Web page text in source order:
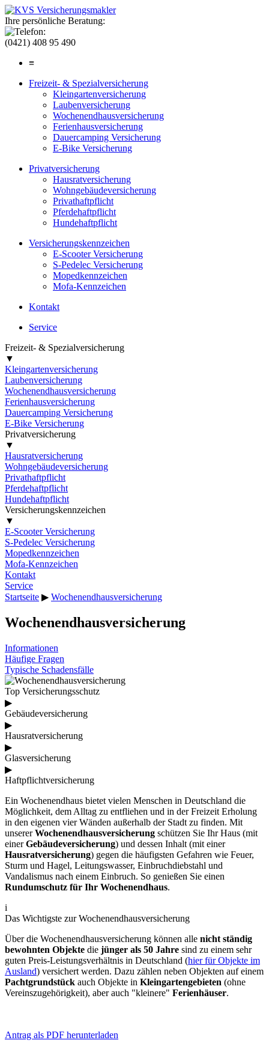
Ihre persönliche Beratung:
(0421) 408 95 490
≡
Freizeit- & Spezialversicherung
Kleingartenversicherung
Laubenversicherung
Wochenendhausversicherung
Ferienhausversicherung
Dauercamping Versicherung
E-Bike Versicherung
Privatversicherung
Hausratversicherung
Wohngebäudeversicherung
Privathaftpflicht
Pferdehaftpflicht
Hundehaftpflicht
Versicherungskennzeichen
E-Scooter Versicherung
S-Pedelec Versicherung
Mopedkennzeichen
Mofa-Kennzeichen
Kontakt
Service
Freizeit- & Spezialversicherung
▼
Kleingartenversicherung
Laubenversicherung
Wochenendhausversicherung
Ferienhausversicherung
Dauercamping Versicherung
E-Bike Versicherung
Privatversicherung
▼
Hausratversicherung
Wohngebäudeversicherung
Privathaftpflicht
Pferdehaftpflicht
Hundehaftpflicht
Versicherungskennzeichen
▼
E-Scooter Versicherung
S-Pedelec Versicherung
Mopedkennzeichen
Mofa-Kennzeichen
Kontakt
Service
Startseite ▶ Wochenendhausversicherung
Wochenendhausversicherung
Informationen
Häufige Fragen
Typische Schadensfälle
Top Versicherungsschutz
▶
Gebäudeversicherung
▶
Hausratversicherung
▶
Glasversicherung
▶
Haftpflichtversicherung
Ein Wochenendhaus bietet vielen Menschen in Deutschland die
Möglichkeit, dem Alltag zu entfliehen und in der Freizeit Erholung
in den eigenen vier Wänden außerhalb der Stadt zu finden. Mit
unsererWochenendhausversicherung schützen Sie Ihr Haus (mit
einerGebäudeversicherung) und dessen Inhalt (mit einer
Hausratversicherung) gegen die häufigsten Gefahren wie Feuer,
Sturm und Hagel, Leitungswasser, Einbruchdiebstahl und
Vandalismus nach einem Einbruch. So genießen Sie einen
Rundumschutz für Ihr Wochenendhaus.
i
Das Wichtigste zur Wochenendhausversicherung
Über die Wochenendhausversicherung können alle nicht ständig
bewohnten Objekte die jünger als 50 Jahre sind zu einem sehr
guten Preis-Leistungsverhältnis in Deutschland (hier für Objekte im
Ausland) versichert werden. Dazu zählen neben Objekten auf einem
Pachtgrundstück auch Objekte in Kleingartengebieten (ohne
Vereinszugehörigkeit), aber auch "kleinere" Ferienhäuser.
Antrag als PDF herunterladen